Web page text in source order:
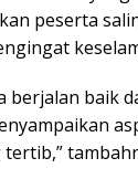
peserta
berjalan baik